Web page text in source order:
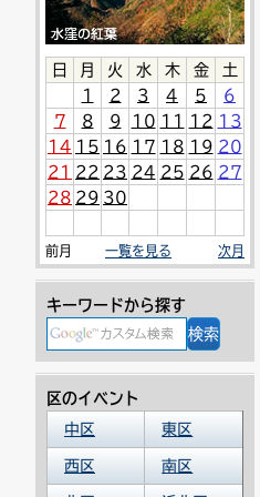
連絡ごみ
ユニバーサルデザイン
日 月 火 水 木 金
土
1
2 3 4 5
6
7
8 9 10 11 12 13
14 15 16 17 18 19 20
21
22 23 24 25 26 27
28 29 30
前月 一覧を見る 次月
キーワードから探す
区のイベント
中区
東区
西区 南区